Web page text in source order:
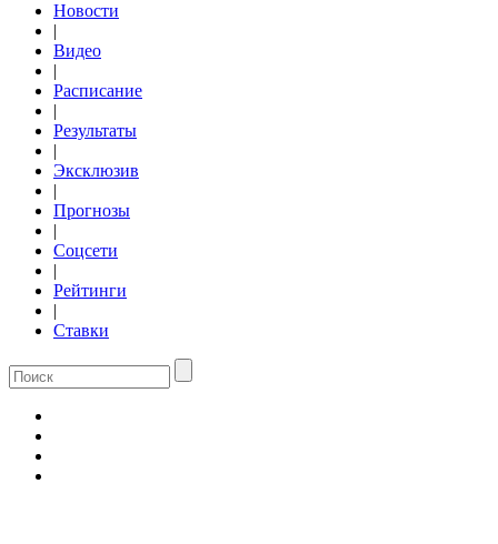
Новости
|
Видео
|
Расписание
|
Результаты
|
Эксклюзив
|
Прогнозы
|
Соцсети
|
Рейтинги
|
Ставки